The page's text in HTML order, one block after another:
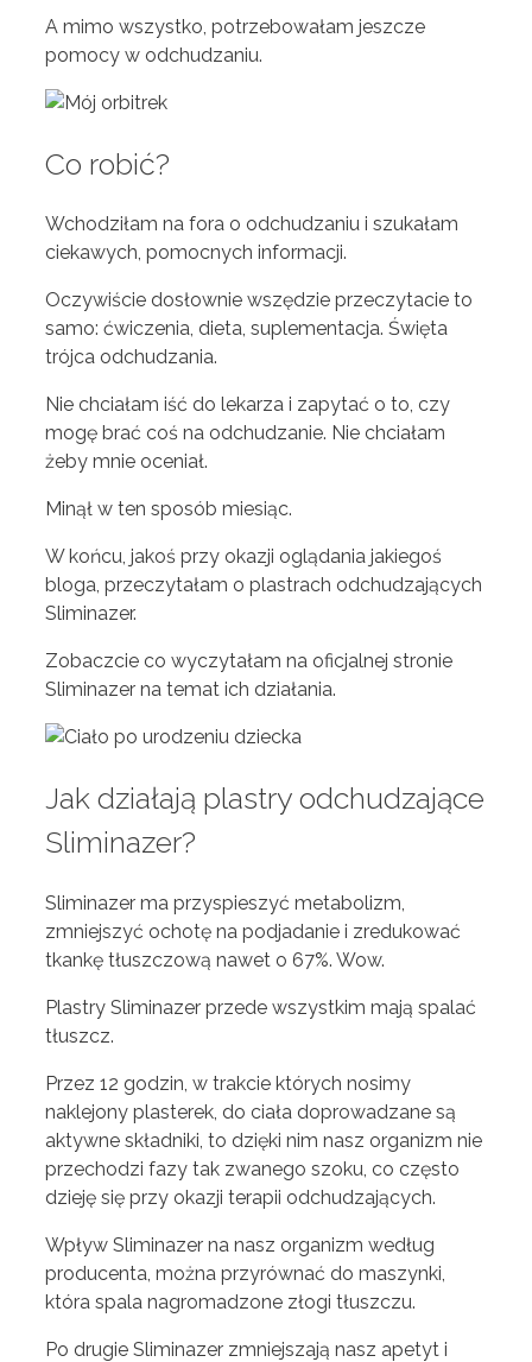
A mimo wszystko, potrzebowałam jeszcze
pomocy w odchudzaniu.
Co robić?
Wchodziłam na fora o odchudzaniu i szukałam
ciekawych, pomocnych informacji.
Oczywiście dosłownie wszędzie przeczytacie to
samo: ćwiczenia, dieta, suplementacja. Święta
trójca odchudzania.
Nie chciałam iść do lekarza i zapytać o to, czy
mogę brać coś na odchudzanie. Nie chciałam
żeby mnie oceniał.
Minął w ten sposób miesiąc.
W końcu, jakoś przy okazji oglądania jakiegoś
bloga, przeczytałam o plastrach odchudzających
Sliminazer.
Zobaczcie co wyczytałam na oficjalnej stronie
Sliminazer na temat ich działania.
Jak działają plastry odchudzające
Sliminazer?
Sliminazer ma przyspieszyć metabolizm,
zmniejszyć ochotę na podjadanie i zredukować
tkankę tłuszczową nawet o 67%. Wow.
Plastry Sliminazer przede wszystkim mają spalać
tłuszcz.
Przez 12 godzin, w trakcie których nosimy
naklejony plasterek, do ciała doprowadzane są
aktywne składniki, to dzięki nim nasz organizm nie
przechodzi fazy tak zwanego szoku, co często
dzieję się przy okazji terapii odchudzających.
Wpływ Sliminazer na nasz organizm według
producenta, można przyrównać do maszynki,
która spala nagromadzone złogi tłuszczu.
Po drugie Sliminazer zmniejszają nasz apetyt i